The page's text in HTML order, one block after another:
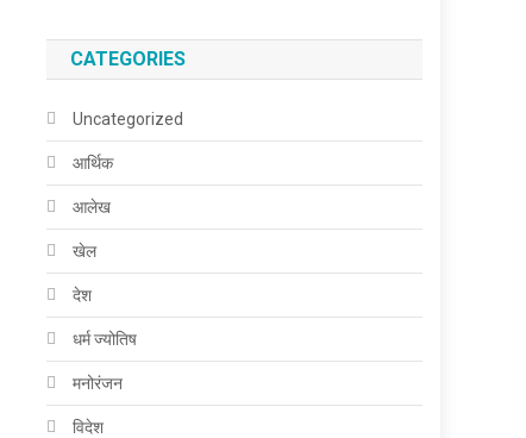
CATEGORIES
Uncategorized
आर्थिक
आलेख
खेल
देश
धर्म ज्योतिष
मनोरंजन
विदेश